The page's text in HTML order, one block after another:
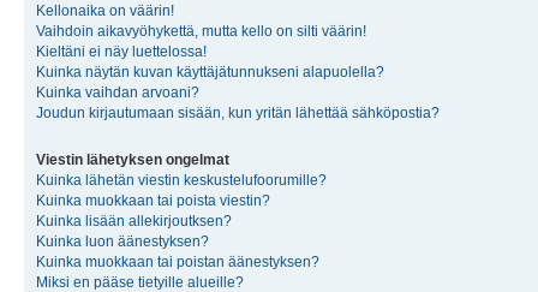
Kellonaika on väärin!
Vaihdoin aikavyöhykettä, mutta kello on silti väärin!
Kieltäni ei näy luettelossa!
Kuinka näytän kuvan käyttäjätunnukseni alapuolella?
Kuinka vaihdan arvoani?
Joudun kirjautumaan sisään, kun yritän lähettää sähköpostia?
Viestin lähetyksen ongelmat
Kuinka lähetän viestin keskustelufoorumille?
Kuinka muokkaan tai poista viestin?
Kuinka lisään allekirjoutksen?
Kuinka luon äänestyksen?
Kuinka muokkaan tai poistan äänestyksen?
Miksi en pääse tietyille alueille?